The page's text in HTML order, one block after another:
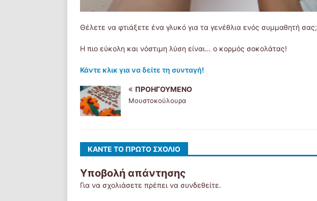
Θέλετε να φτιάξετε ένα γλυκό για τα γενέθλια ενός συμμαθητή σας;
Η πιο εύκολη και νόστιμη λύση είναι… ο κορμός σοκολάτας!
Κάντε κλικ για να δείτε τη συνταγή!
ΠΡΟΗΓΟΎΜΕΝΟ
Μουστοκούλουρα
ΚΆΝΤΕ ΤΟ ΠΡΏΤΟ ΣΧΌΛΙΟ
Υποβολή απάντησης
Για να σχολιάσετε πρέπει να συνδεθείτε.